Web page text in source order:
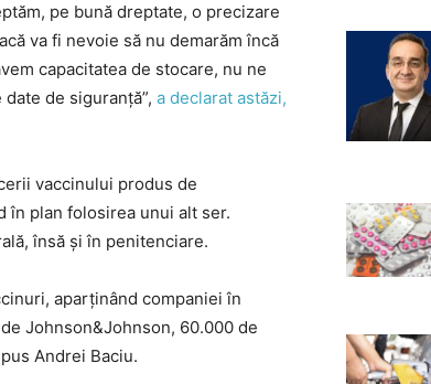
pe bună dreptate, o precizare
va fi nevoie să nu demarăm încă
capacitatea de stocare, nu ne
de siguranţă”, a declarat astăzi,
vaccinului produs de
în plan folosirea unui alt ser.
însă și în penitenciare.
aparținând companiei în
Johnson&Johnson, 60.000 de
Andrei Baciu.